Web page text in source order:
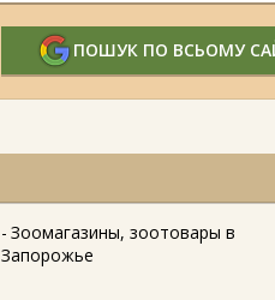
ПОШУК ПО ВСЬОМУ
Зоомагазины, зоотовары в
Запорожье